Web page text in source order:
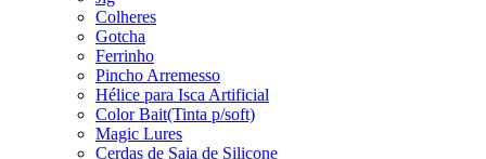
Colheres
Gotcha
Ferrinho
Pincho Arremesso
Hélice para Isca Artificial
Color Bait(Tinta p/soft)
Magic Lures
Cerdas de Saia de Silicone